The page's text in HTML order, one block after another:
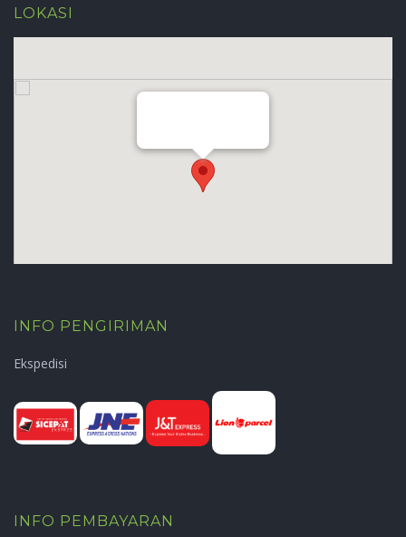
LOKASI
Griya Muslim Al Falaah
INFO PENGIRIMAN
Ekspedisi
INFO PEMBAYARAN